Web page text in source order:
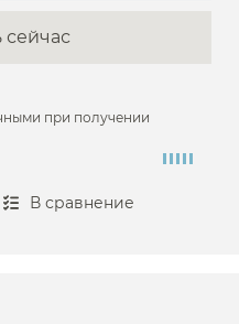
сейчас
при получении
В сравнение